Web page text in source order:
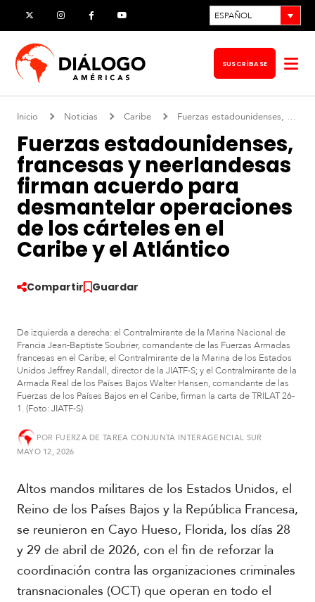
al
contenido
X InstagramFacebookYouTube ESPAÑOL
SUSCRÍBASE
S
u
d
a
m
é
r
i
c
C
n
t
o
a
Inicio Noticias Caribe Fuerzas estadounidenses, francesas y neerlandesas firman acuerdo para desmantelar operaciones de los cárteles en el Caribe y el Atlántico
Fuerzas estadounidenses,
francesas y neerlandesas
firman acuerdo para
desmantelar operaciones
de los cárteles en el
Caribe y el Atlántico
Compartir Guardar
De izquierda a derecha: el Contralmirante de la Marina Nacional de
Francia Jean-Baptiste Soubrier, comandante de las Fuerzas Armadas
francesas en el Caribe; el Contralmirante de la Marina de los Estados
Unidos Jeffrey Randall, director de la JIATF-S; y el Contralmirante de la
Armada Real de los Países Bajos Walter Hansen, comandante de las
Fuerzas de los Países Bajos en el Caribe, firman la carta de TRILAT 26-
1. (Foto: JIATF-S)
POR FUERZA DE TAREA CONJUNTA INTERAGENCIAL SUR
MAYO 12, 2026
Altos mandos militares de los Estados Unidos, el
Reino de los Países Bajos y la República Francesa,
se reunieron en Cayo Hueso, Florida, los días 28
y 29 de abril de 2026, con el fin de reforzar la
coordinación contra las organizaciones criminales
transnacionales (OCT) que operan en todo el